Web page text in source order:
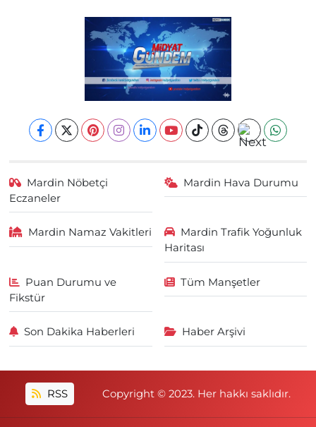
Mardin Nöbetçi
Eczaneler
Mardin Hava Durumu
Mardin Namaz Vakitleri
Mardin Trafik Yoğunluk
Haritası
Puan Durumu ve
Fikstür
Tüm Manşetler
Son Dakika Haberleri Haber Arşivi
RSS Copyright © 2023. Her hakkı saklıdır.